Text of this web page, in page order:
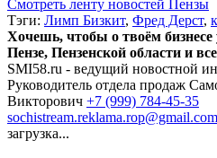
Смотреть ленту новостей Пензы
Тэги: Лимп Бизкит, Фред Дерст,
Хочешь, чтобы о твоём
Пензе, Пензенской области и
SMI58.ru - ведущий новостной
Руководитель отдела продаж
Викторович +7 (999) 784-45-35
sochistream.reklama.rop@gmail.com
загрузка...